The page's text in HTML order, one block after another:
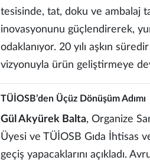
tesisinde, tat, doku ve ambalaj
inovasyonunu güçlendirerek,
odaklanıyor. 20 yılı aşkın
vizyonuyla ürün geliştirmeye
TÜİOSB’den Üçüz Dönüşüm Adımı
Gül Akyürek Balta, Organize
Üyesi ve TÜİOSB Gıda İhtisas
geçiş yapacaklarını açıkladı.